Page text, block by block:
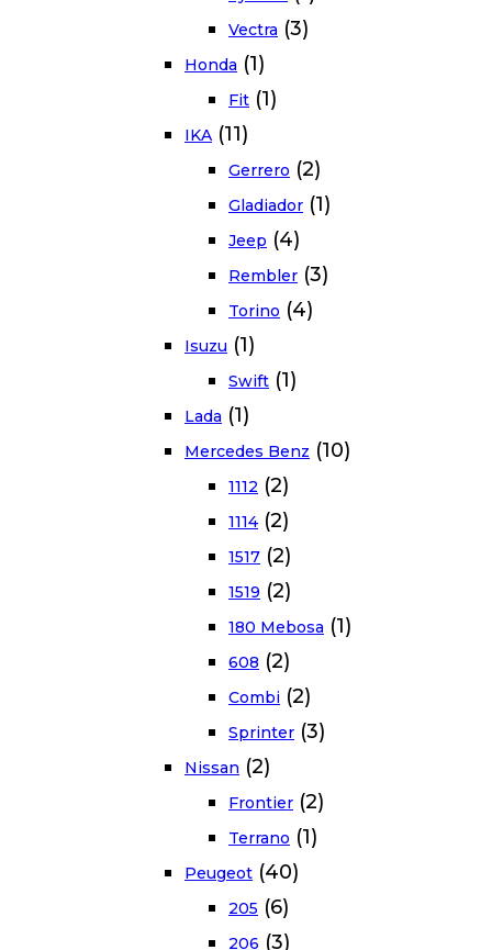
Vectra (3)
Honda (1)
Fit (1)
IKA (11)
Gerrero (2)
Gladiador (1)
Jeep (4)
Rembler (3)
Torino (4)
Isuzu (1)
Swift (1)
Lada (1)
Mercedes Benz (10)
1112 (2)
1114 (2)
1517 (2)
1519 (2)
180 Mebosa (1)
608 (2)
Combi (2)
Sprinter (3)
Nissan (2)
Frontier (2)
Terrano (1)
Peugeot (40)
205 (6)
206 (3)